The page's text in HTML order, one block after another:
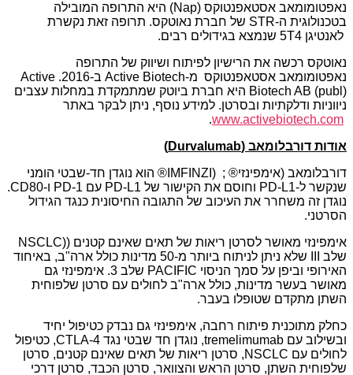
נאפטומומאב אסטאפנטוקס (Nap) היא התרופה המובילה
בטכנולוגית ה-STR של חברת נאוטקס. תרופה זאת נקשרת
לאנטיגן 5T4 שנמצא בגידולים רבים.
נאוטקס רכשה את הרישיון לפיתוח ושיווק של התרופה
נאפטומומאב אסטאפנטוקס מ-Active Biotech ב-2016. Active
Biotech AB (publ) היא חברת ביוטק שמתמקדת במחלות עצבים
ניווניות ודלקתיות ובסרטן. למידע נוסף, ניתן לבקר באתר
www.activebiotech.com
.
אודות דורבלומאב (Durvalumab
)
דורבלומאב (אימפינזי® ; (IMFINZI® הוא נוגדן חד-שבטי הומני
שנקשר ל-PD-L1 וחוסם את הקישור של PD-L1 עם PD-1 ו-CD80.
נוגדן זה משחרר את העיכוב של התגובה החיסונית כנגד הגידול
הסרטני.
אימפינזי מאושר לסרטן ריאות של תאים שאינם קטנים ((NSCLC
שלב III שלא ניתן לניתוח ביותר מ-50 מדינות כולל ארה"ב, באיחוד
האירופי וביפן על סמך הניסוי PACIFIC שלב 3. אימפינזי גם
מאושר בעשר מדינות, כולל ארה"ב לחולים עם סרטן שלפוחית
השתן מתקדם שטופלו בעבר.
כחלק מתוכנית פיתוח רחבה, אימפינזי גם נבדק כטיפול יחיד
ובשילוב עם tremelimumab, נוגדן חד שבטי נגד CTLA-4, כטיפול
לחולים עם NSCLC, סרטן ריאות של תאים שאינם קטנים, סרטן
שלפוחית השתן, סרטן הראש והצוואר, סרטן הכבד, סרטן דרכי